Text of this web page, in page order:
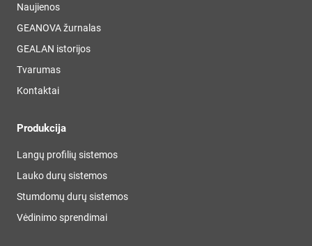
Naujienos
GEANOVA žurnalas
GEALAN istorijos
Tvarumas
Kontaktai
Produkcija
Langų profilių sistemos
Lauko durų sistemos
Stumdomų durų sistemos
Vėdinimo sprendimai